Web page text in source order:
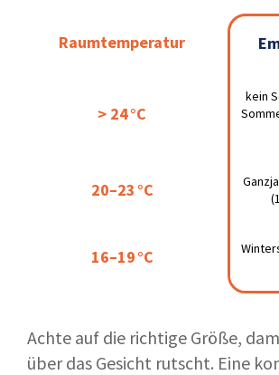
Raumtemperatur
> 24 °C
kein
20–23 °C
16–19 °C
kein
Raumtemperatur
> 24 °C
20–23 °C
16–19 °C
Achte auf die richtige Größe,
über das Gesicht rutscht. Eine